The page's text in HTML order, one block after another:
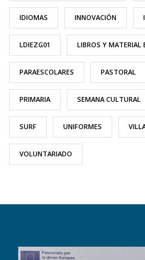
IDIOMAS INNOVACIÓN
LDIEZG01 LIBROS Y MATERIAL
PARAESCOLARES PASTORAL
PRIMARIA SEMANA CULTURAL
SURF UNIFORMES
VOLUNTARIADO